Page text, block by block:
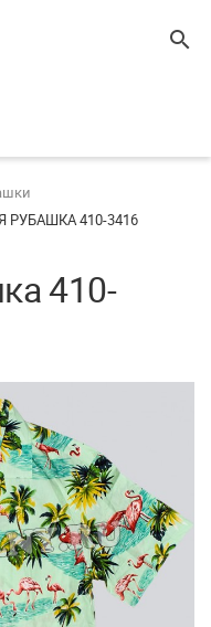
search
РУБАШКА 410-3416
410-